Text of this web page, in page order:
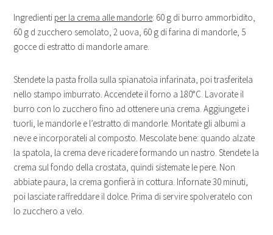
Ingredienti per la crema alle mandorle: 60 g di burro ammorbidito,
60 g d zucchero semolato, 2 uova, 60 g di farina di mandorle, 5
gocce di estratto di mandorle amare.
Stendete la pasta frolla sulla spianatoia infarinata, poi trasferitela
nello stampo imburrato. Accendete il forno a 180°C. Lavorate il
burro con lo zucchero fino ad ottenere una crema. Aggiungete i
tuorli, le mandorle e l’estratto di mandorle. Montate gli albumi a
neve e incorporateli al composto. Mescolate bene: quando alzate
la spatola, la crema deve ricadere formando un nastro. Stendete la
crema sul fondo della crostata, quindi sistemate le pere. Non
abbiate paura, la crema gonfierà in cottura. Infornate 30 minuti,
poi lasciate raffreddare il dolce. Prima di servire spolveratelo con
lo zucchero a velo.